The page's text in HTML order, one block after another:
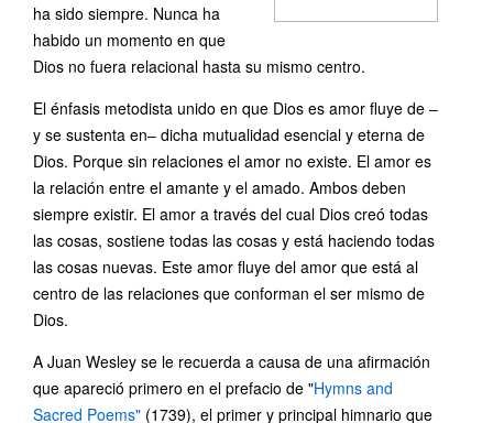
ha sido siempre. Nunca ha
habido un momento en que
Dios no fuera relacional hasta su mismo centro.
El énfasis metodista unido en que Dios es amor fluye de ‒
y se sustenta en‒ dicha mutualidad esencial y eterna de
Dios. Porque sin relaciones el amor no existe. El amor es
la relación entre el amante y el amado. Ambos deben
siempre existir. El amor a través del cual Dios creó todas
las cosas, sostiene todas las cosas y está haciendo todas
las cosas nuevas. Este amor fluye del amor que está al
centro de las relaciones que conforman el ser mismo de
Dios.
A Juan Wesley se le recuerda a causa de una afirmación
que apareció primero en el prefacio de "Hymns and
Sacred Poems" (1739), el primer y principal himnario que